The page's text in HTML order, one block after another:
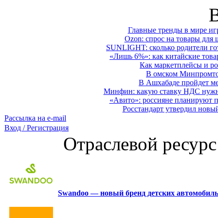
Главные тренды в мире
Ozon: спрос на товары для
SUNLIGHT: сколько родители
«Лишь 6%»: как китайские
Как маркетплейсы и
В омском
В Ашхабаде пройдет
Минфин: какую ставку НДС
«Авито»: россияне планируют
Росстандарт утвердил
Рассылка на e-mail
Вход / Регистрация
Отраслевой
Swandoo — новый бренд детских